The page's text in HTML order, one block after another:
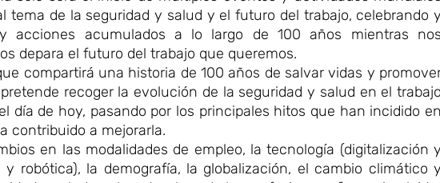
de la seguridad y salud y el futuro del trabajo, celebrando y
acciones acumulados a lo largo de 100 años mientras nos
depara el futuro del trabajo que queremos.
compartirá una historia de 100 años de salvar vidas y
recoger la evolución de la seguridad y salud en el trabajo
día de hoy, pasando por los principales hitos que han incidido en
contribuido a mejorarla.
en las modalidades de empleo, la tecnología (digitalización y
robótica), la demografía, la globalización, el cambio climático y